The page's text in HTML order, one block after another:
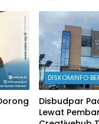
DISKOMINFO
Disbudpar
Lewat